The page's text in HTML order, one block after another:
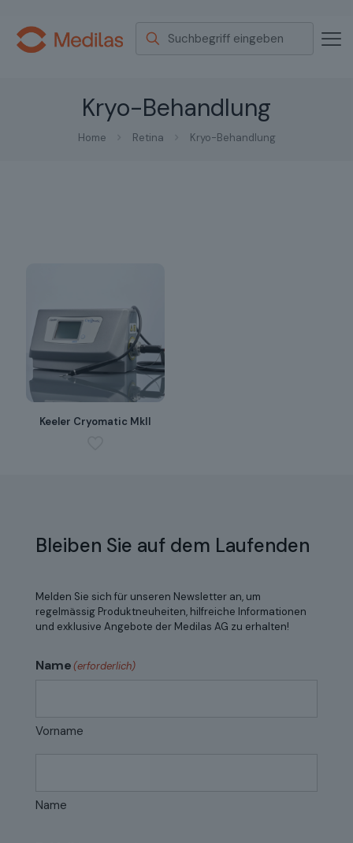
Kryo-Behandlung
Home Retina Kryo-Behandlung
Keeler Cryomatic MkII
Bleiben Sie auf dem Laufenden
Melden Sie sich für unseren Newsletter an, um
regelmässig Produktneuheiten, hilfreiche Informationen
und exklusive Angebote der Medilas AG zu erhalten!
Name(erforderlich)
Vorname
Name